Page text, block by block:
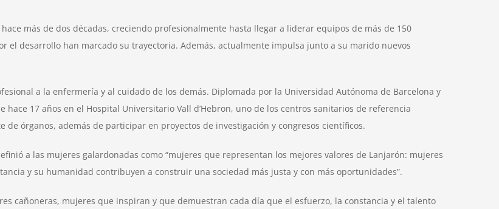
más de dos décadas, creciendo profesionalmente hasta llegar a liderar equipos de más de 150
el desarrollo han marcado su trayectoria. Además, actualmente impulsa junto a su marido nuevos
a la enfermería y al cuidado de los demás. Diplomada por la Universidad Autónoma de Barcelona y
17 años en el Hospital Universitario Vall d’Hebron, uno de los centros sanitarios de referencia
órganos, además de participar en proyectos de investigación y congresos científicos.
a las mujeres galardonadas como “mujeres que representan los mejores valores de Lanjarón: mujeres
y su humanidad contribuyen a construir una sociedad más justa y con más oportunidades”.
cañoneras, mujeres que inspiran y que demuestran cada día que el esfuerzo, la constancia y el talento